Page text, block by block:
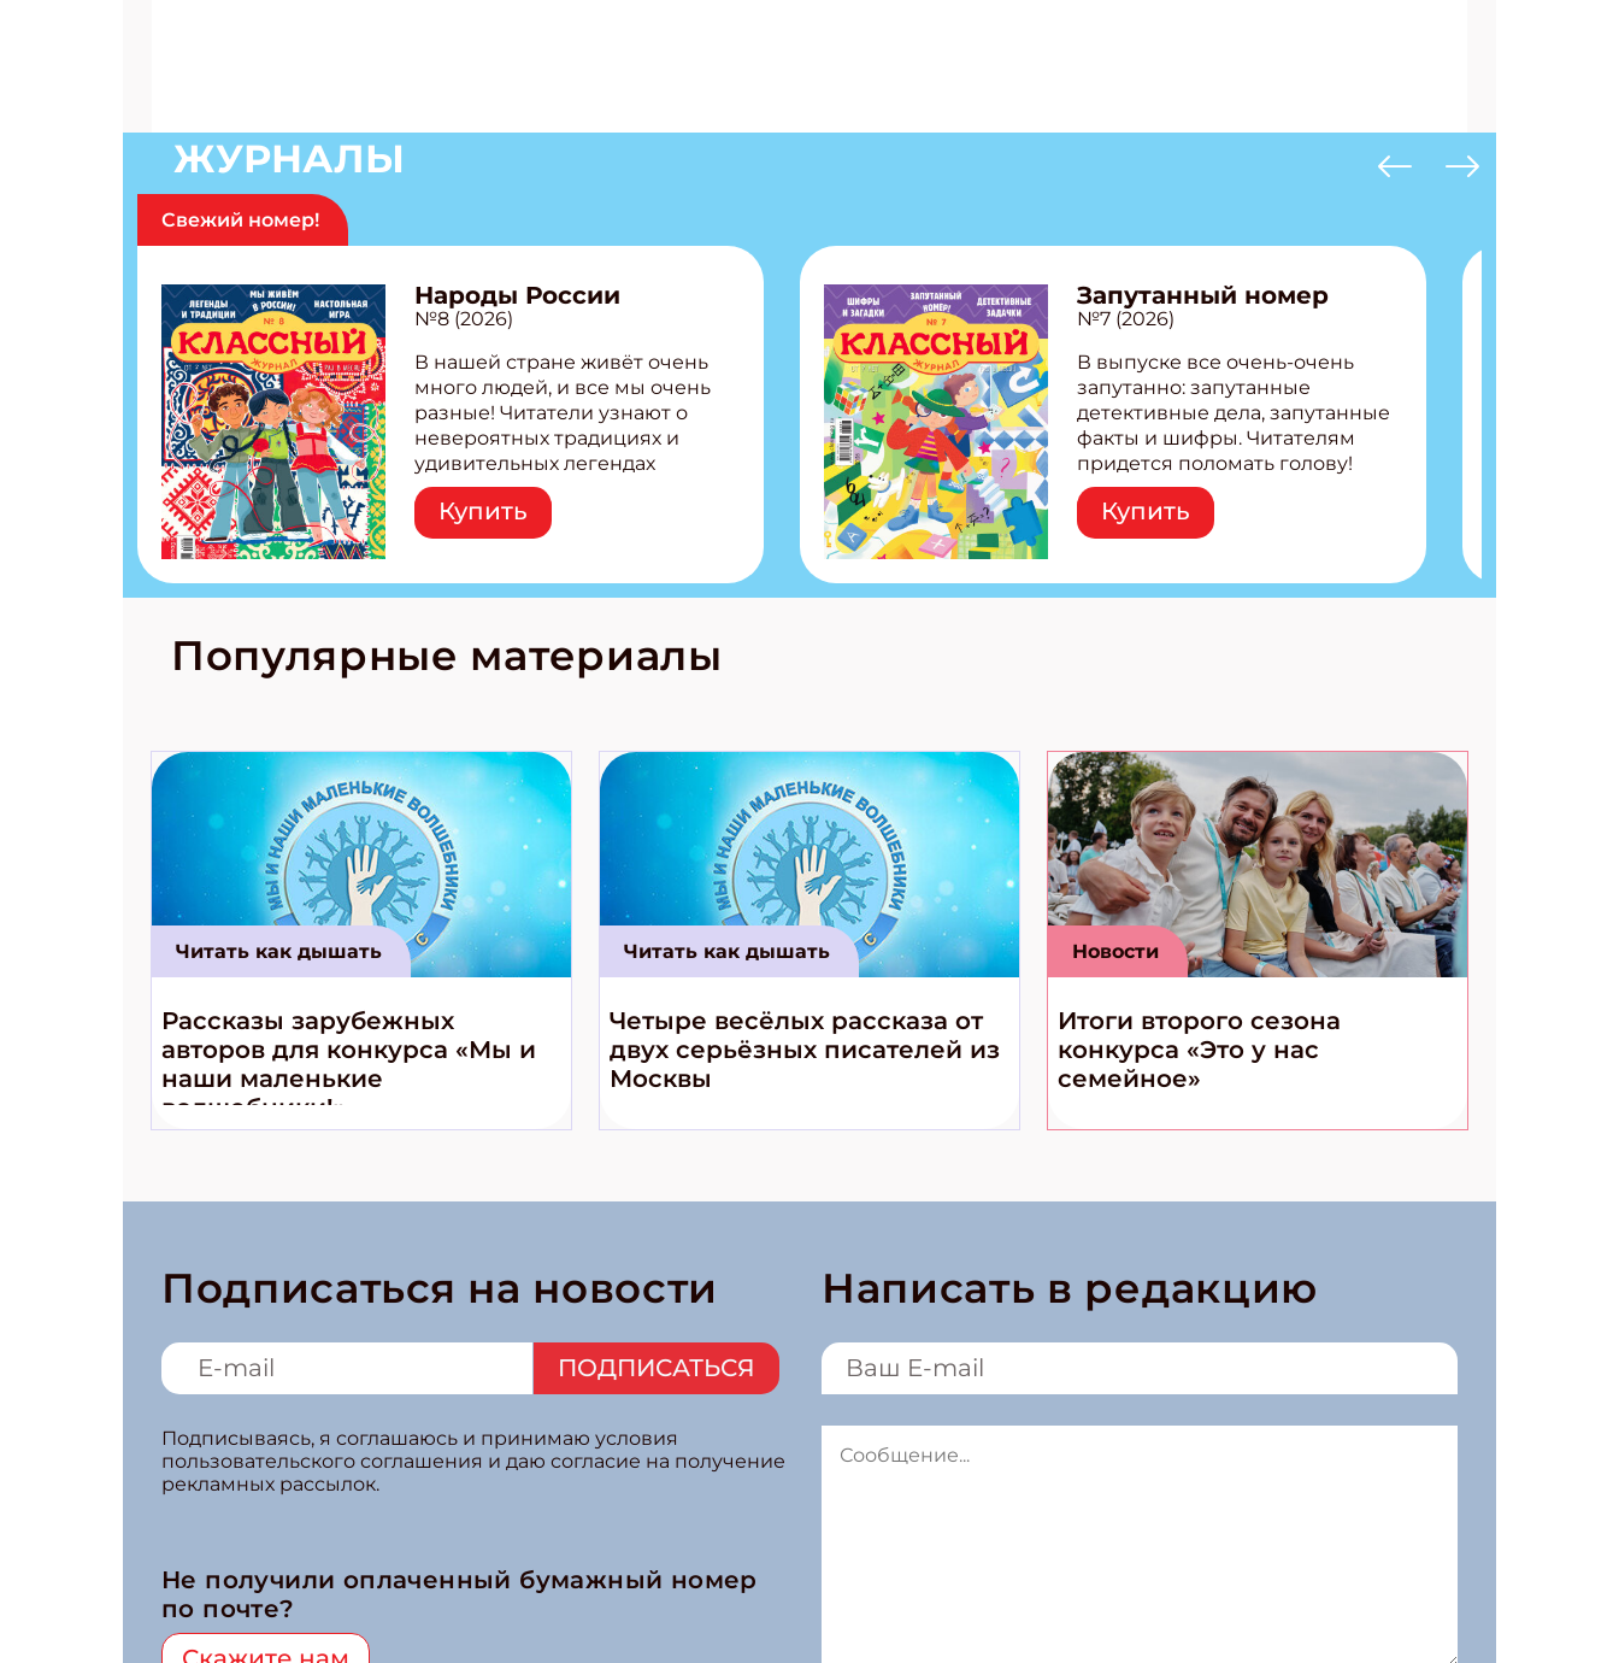
ЖУРНАЛЫ
Свежий номер!
Народы России
№8 (2026)
В нашей стране живёт очень
много людей, и все мы очень
разные! Читатели узнают о
невероятных традициях и
удивительных легендах
народов России! Внутри:
Легенды татар, башкир и
бурятов Настольная игра
странные слова Традиционные
космические приключения!
Купить
Запутанный номер
№7 (2026)
В выпуске все очень-очень
запутанно: запутанные
детективные дела, запутанные
факты и шифры. Читателям
придется поломать голову!
Внутри: Шифры и
расшифровки Плетем
запутанные поделки
Ищем коды 3 комикса
Купить
Популярные материалы
Читать как дышать
Рассказы зарубежных
авторов для конкурса «Мы и
наши маленькие
волшебники!»
Читать как дышать
Четыре весёлых рассказа от
двух серьёзных писателей из
Москвы
Новости
Итоги второго сезона
конкурса «Это у нас
семейное»
Подписаться на новости
ПОДПИСАТЬСЯ
Подписываясь, я соглашаюсь и принимаю условия
пользовательского соглашения и даю согласие на получение
рекламных рассылок.
Не получили оплаченный бумажный номер
по почте?
Написать в редакцию